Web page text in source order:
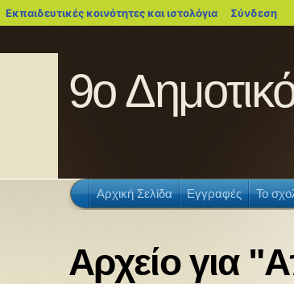
Εκπαιδευτικές κοινότητες και ιστολόγια Σύνδεση
9ο
Αρχική Σελίδα Εγγραφές Το
Αρχείο για